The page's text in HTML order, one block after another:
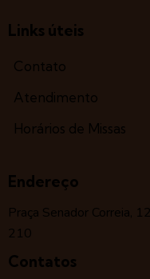
Links úteis
Contato
Atendimento
Horários de Missas
Endereço
Praça Senador Correia,
210
Contatos